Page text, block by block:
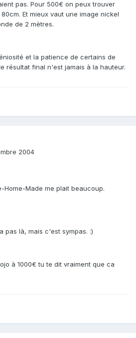
pas. Pour 500€ on peux trouver
Et mieux vaut une image nickel
de 2 mètres.
et la patience de certains de
résultat final n'est jamais à la hauteur.
2004
Home-Made me plait beaucoup.
pas là, mais c'est sympas. :)
à 1000€ tu te dit vraiment que ca